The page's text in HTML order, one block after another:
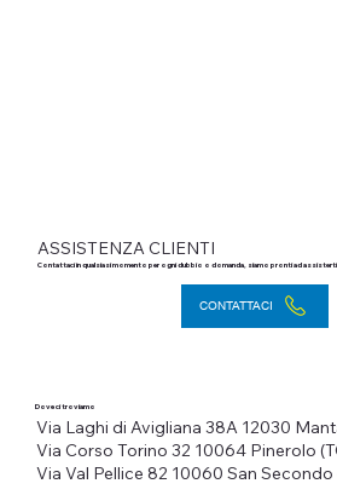
Contattaci in qualsiasi momento per ogni dubbio o domanda, siamo pronti ad
CONTATTACI
ASSISTENZA CLIENTI
Dove ci troviamo
Via Laghi di Avigliana 38A 12030
Via Val Pellice 82 10060 San
Via Corso Torino 32 10064 Pinerolo